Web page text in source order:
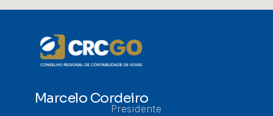
Marcelo Cordeiro
Presidente